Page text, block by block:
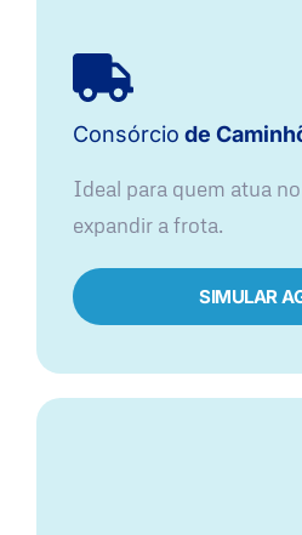
Consórcio de
Ideal para quem atua
expandir a frota.
SIMULAR